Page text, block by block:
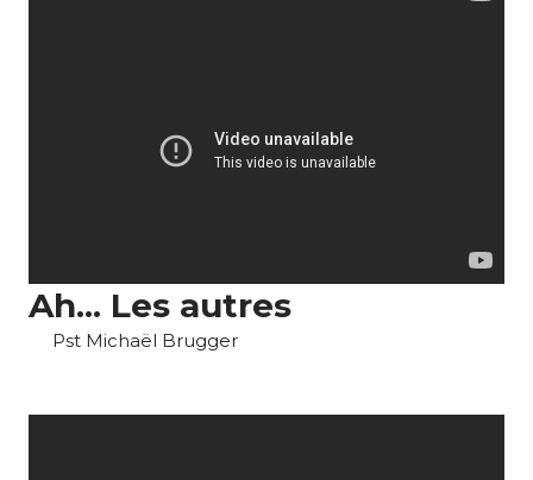
Ah... Les autres
Pst Michaël Brugger